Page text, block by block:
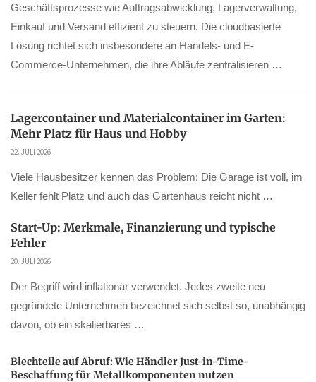
Geschäftsprozesse wie Auftragsabwicklung, Lagerverwaltung,
Einkauf und Versand effizient zu steuern. Die cloudbasierte
Lösung richtet sich insbesondere an Handels- und E-
Commerce-Unternehmen, die ihre Abläufe zentralisieren …
Lagercontainer und Materialcontainer im Garten:
Mehr Platz für Haus und Hobby
22. JULI 2026
Viele Hausbesitzer kennen das Problem: Die Garage ist voll, im
Keller fehlt Platz und auch das Gartenhaus reicht nicht …
Start-Up: Merkmale, Finanzierung und typische
Fehler
20. JULI 2026
Der Begriff wird inflationär verwendet. Jedes zweite neu
gegründete Unternehmen bezeichnet sich selbst so, unabhängig
davon, ob ein skalierbares …
Blechteile auf Abruf: Wie Händler Just-in-Time-
Beschaffung für Metallkomponenten nutzen